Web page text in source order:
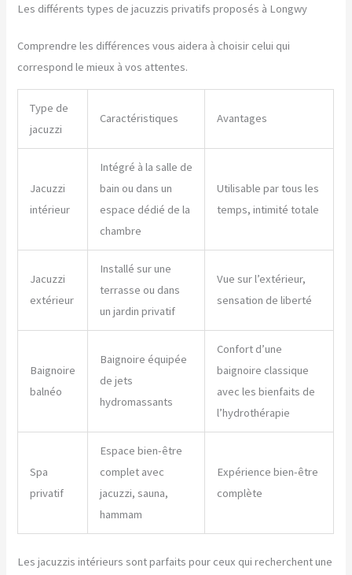
Les différents types de jacuzzis privatifs proposés à Longwy
Comprendre les différences vous aidera à choisir celui qui
correspond le mieux à vos attentes.
Type de
jacuzzi
Caractéristiques Avantages
Jacuzzi
intérieur
Intégré à la salle de
bain ou dans un
espace dédié de la
chambre
Utilisable par tous les
temps, intimité totale
Jacuzzi
extérieur
Installé sur une
terrasse ou dans
un jardin privatif
Vue sur l’extérieur,
sensation de liberté
Baignoire
balnéo
Baignoire équipée
de jets
hydromassants
Confort d’une
baignoire classique
avec les bienfaits de
l’hydrothérapie
Spa
privatif
Espace bien-être
complet avec
jacuzzi, sauna,
hammam
Expérience bien-être
complète
Les jacuzzis intérieurs sont parfaits pour ceux qui recherchent une